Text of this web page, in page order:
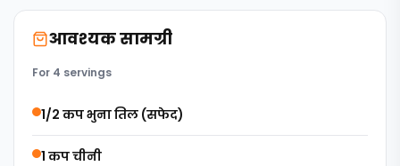
आवश्यक सामग्री
For 4 servings
1/2 कप भुना तिल (सफेद)
1 कप चीनी